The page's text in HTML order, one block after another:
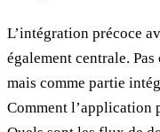
L’intégration précoce
également centrale.
mais comme partie
Comment l’application